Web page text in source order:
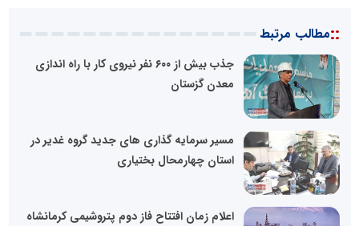
::مطالب مرتبط
جذب بیش از ۶۰۰ نفر نیروی کار با راه اندازی
معدن گزستان
مسیر سرمایه گذاری های جدید گروه غدیر در
استان چهارمحال بختیاری
اعلام زمان افتتاح فاز دوم پتروشیمی کرمانشاه